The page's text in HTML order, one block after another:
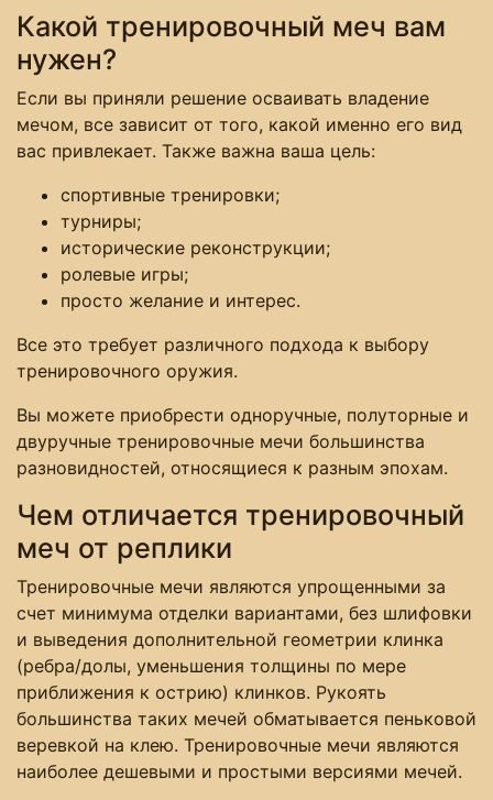
Какой тренировочный меч вам
нужен?
Если вы приняли решение осваивать владение
мечом, все зависит от того, какой именно его вид
вас привлекает. Также важна ваша цель:
спортивные тренировки;
турниры;
исторические реконструкции;
ролевые игры;
просто желание и интерес.
Все это требует различного подхода к выбору
тренировочного оружия.
Вы можете приобрести одноручные, полуторные и
двуручные тренировочные мечи большинства
разновидностей, относящиеся к разным эпохам.
Чем отличается тренировочный
меч от реплики
Тренировочные мечи являются упрощенными за
счет минимума отделки вариантами, без шлифовки
и выведения дополнительной геометрии клинка
(ребра/долы, уменьшения толщины по мере
приближения к острию) клинков. Рукоять
большинства таких мечей обматывается пеньковой
веревкой на клею. Тренировочные мечи являются
наиболее дешевыми и простыми версиями мечей.